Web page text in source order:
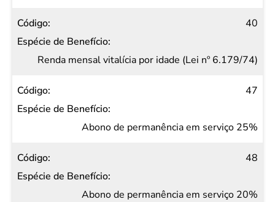
40
Renda mensal vitalícia por idade (Lei nº 6.179/74)
47
Abono de permanência em serviço 25%
48
Abono de permanência em serviço 20%